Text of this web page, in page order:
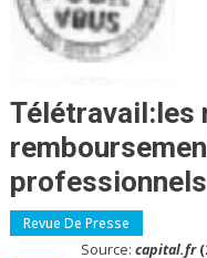
Télétravail:les
professionnels
Revue De Presse
Source: capital.fr